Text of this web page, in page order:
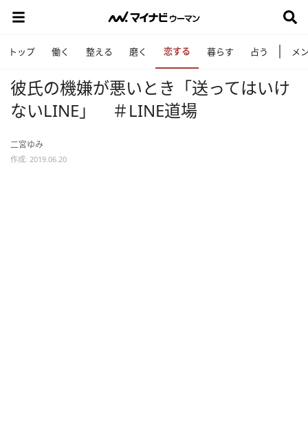
トップ 働く 整える 磨く 恋する 暮らす 占う メ
彼氏の機嫌が悪いとき「送ってはいけ
ないLINE」 ＃LINE道場
二宮ゆみ
作成: 2019.06.20